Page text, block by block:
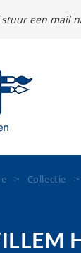
een mail
> Collectie